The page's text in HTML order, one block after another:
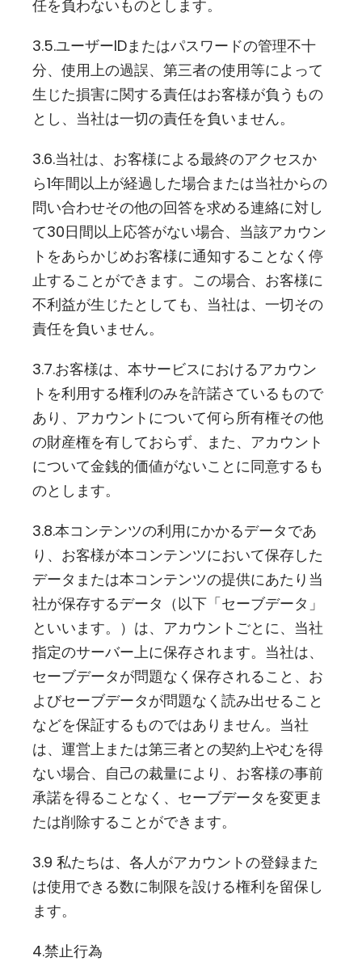
任を負わないものとします。
3.5.ユーザーIDまたはパスワードの管理不十
分、使用上の過誤、第三者の使用等によって
生じた損害に関する責任はお客様が負うもの
とし、当社は一切の責任を負いません。
3.6.当社は、お客様による最終のアクセスか
ら1年間以上が経過した場合または当社からの
問い合わせその他の回答を求める連絡に対し
て30日間以上応答がない場合、当該アカウン
トをあらかじめお客様に通知することなく停
止することができます。この場合、お客様に
不利益が生じたとしても、当社は、一切その
責任を負いません。
3.7.お客様は、本サービスにおけるアカウン
トを利用する権利のみを許諾さているもので
あり、アカウントについて何ら所有権その他
の財産権を有しておらず、また、アカウント
について金銭的価値がないことに同意するも
のとします。
3.8.本コンテンツの利用にかかるデータであ
り、お客様が本コンテンツにおいて保存した
データまたは本コンテンツの提供にあたり当
社が保存するデータ（以下「セーブデータ」
といいます。）は、アカウントごとに、当社
指定のサーバー上に保存されます。当社は、
セーブデータが問題なく保存されること、お
よびセーブデータが問題なく読み出せること
などを保証するものではありません。当社
は、運営上または第三者との契約上やむを得
ない場合、自己の裁量により、お客様の事前
承諾を得ることなく、セーブデータを変更ま
たは削除することができます。
3.9 私たちは、各人がアカウントの登録また
は使用できる数に制限を設ける権利を留保し
ます。
4.禁止行為